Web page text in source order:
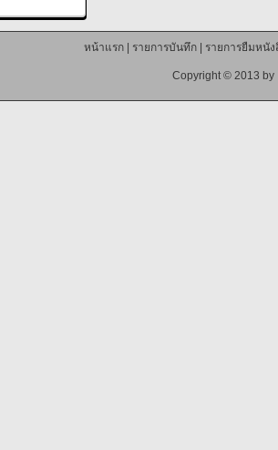
หน้าแรก| รายการบันทึก| รายการยืมหนัง
Copyright © 2013